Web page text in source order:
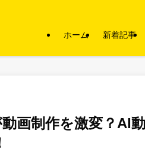
ホーム 新着記事
画制作を激変？AI